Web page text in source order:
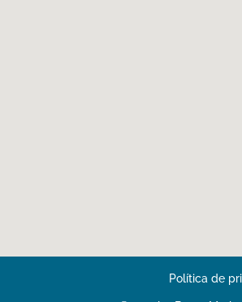
Política de